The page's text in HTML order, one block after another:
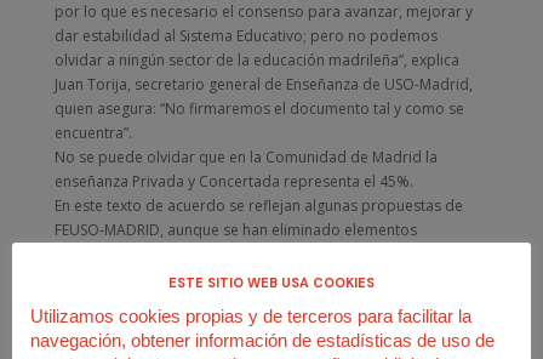
por lo que es necesario el consenso para avanzar, mejorar y
dar estabilidad al Sistema Educativo; pero no podemos
olvidar a ningún sector de la educación madrileña”, explica
Juan Torija, secretario general de Enseñanza de USO-Madrid,
quien asegura: “No firmaremos el documento tal y como se
encuentra”.
No se puede olvidar que en la Comunidad de Madrid la
enseñanza Privada y Concertada representa el 45%.
En este texto de acuerdo se reflejan algunas propuestas de
FEUSO-MADRID, aunque se han eliminado elementos
educación y el centro docente para sus hijos, algo que sí
referencia no puede faltar en el acuerdo, ya que la libertad de
elección es fundamental en cualquier sistema democrático.
ESTE SITIO WEB USA COOKIES
Utilizamos cookies propias y de terceros para facilitar la
navegación, obtener información de estadísticas de uso de